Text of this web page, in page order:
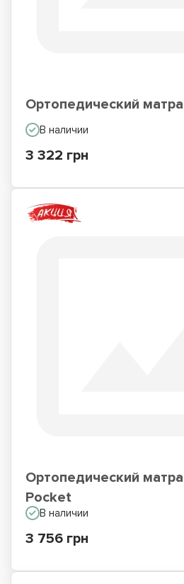
Ортопедический
В наличии
3 322 грн
Ортопедический
Pocket
В наличии
3 756 грн